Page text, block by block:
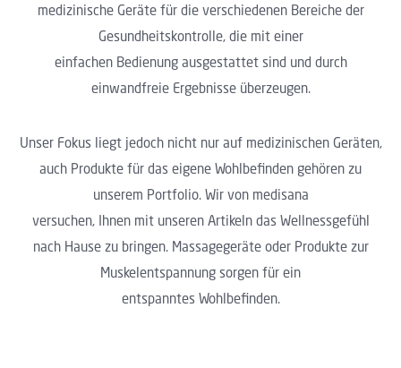
medizinische Geräte für die verschiedenen Bereiche der
Gesundheitskontrolle, die mit einer
einfachen Bedienung ausgestattet sind und durch
einwandfreie Ergebnisse überzeugen.
Unser Fokus liegt jedoch nicht nur auf medizinischen Geräten,
auch Produkte für das eigene Wohlbefinden gehören zu
unserem Portfolio. Wir von medisana
versuchen, Ihnen mit unseren Artikeln das Wellnessgefühl
nach Hause zu bringen. Massagegeräte oder Produkte zur
Muskelentspannung sorgen für ein
entspanntes Wohlbefinden.